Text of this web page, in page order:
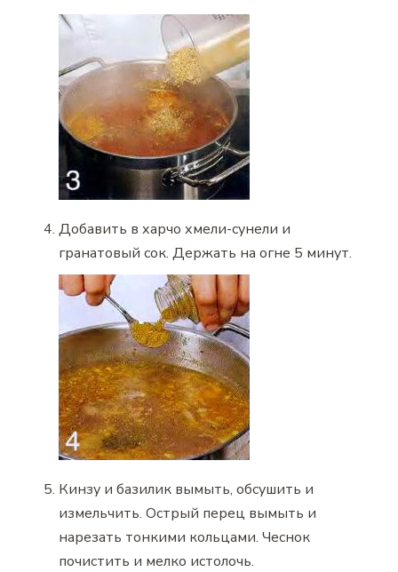
Добавить в харчо хмели-сунели и
гранатовый сок. Держать на огне 5 минут.
Кинзу и базилик вымыть, обсушить и
измельчить. Острый перец вымыть и
нарезать тонкими кольцами. Чеснок
почистить и мелко истолочь.